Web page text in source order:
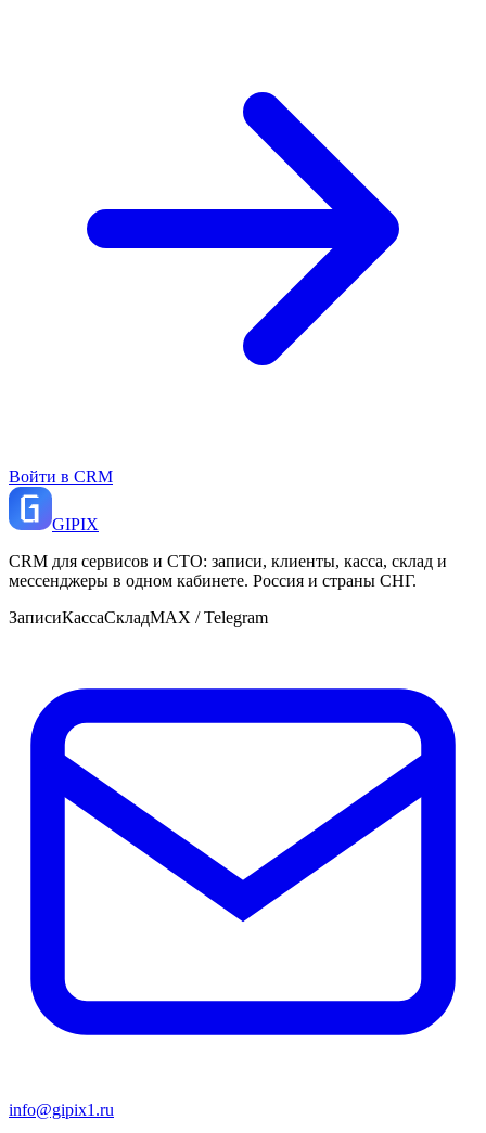
Войти в CRM
GIPIX
CRM для сервисов и СТО: записи, клиенты, касса, склад и
мессенджеры в одном кабинете. Россия и страны СНГ.
ЗаписиКассаСкладMAX / Telegram
info@gipix1.ru